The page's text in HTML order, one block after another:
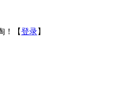
！【登录】